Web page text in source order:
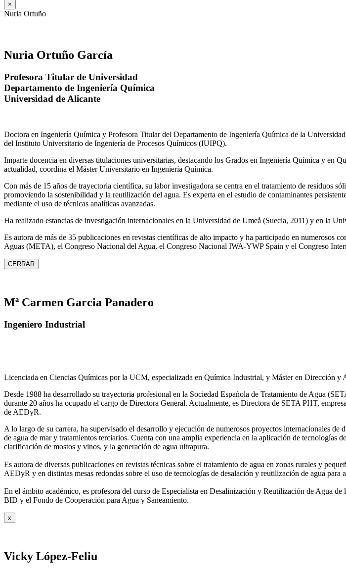
×
Nuria Ortuño
Nuria Ortuño García
Profesora Titular de Universidad
Departamento de Ingeniería Química
Universidad de Alicante
Doctora en Ingeniería Química y Profesora Titular del Departamento de Ingeniería Química de la
del Instituto Universitario de Ingeniería de Procesos Químicos (IUIPQ).
Imparte docencia en diversas titulaciones universitarias, destacando los Grados en Ingeniería Química y en
actualidad, coordina el Máster Universitario en Ingeniería Química.
Con más de 15 años de trayectoria científica, su labor investigadora se centra en el tratamiento de residuos
promoviendo la sostenibilidad y la reutilización del agua. Es experta en el estudio de contaminantes
mediante el uso de técnicas analíticas avanzadas.
Ha realizado estancias de investigación internacionales en la Universidad de Umeå (Suecia, 2011) y en la
Es autora de más de 35 publicaciones en revistas científicas de alto impacto y ha participado en numerosos
Aguas (META), el Congreso Nacional del Agua, el Congreso Nacional IWA‑YWP Spain y el Congreso
CERRAR
Mª Carmen Garcia Panadero
Ingeniero Industrial
Licenciada en Ciencias Químicas por la UCM, especializada en Química Industrial, y Máster en Dirección y
Desde 1988 ha desarrollado su trayectoria profesional en la Sociedad Española de Tratamiento de Agua
durante 20 años ha ocupado el cargo de Directora General. Actualmente, es Directora de SETA PHT,
de AEDyR.
A lo largo de su carrera, ha supervisado el desarrollo y ejecución de numerosos proyectos internacionales de
de agua de mar y tratamientos terciarios. Cuenta con una amplia experiencia en la aplicación de tecnologías de
clarificación de mostos y vinos, y la generación de agua ultrapura.
Es autora de diversas publicaciones en revistas técnicas sobre el tratamiento de agua en zonas rurales y
AEDyR y en distintas mesas redondas sobre el uso de tecnologías de desalación y reutilización de agua para
En el ámbito académico, es profesora del curso de Especialista en Desalinización y Reutilización de Agua de
BID y el Fondo de Cooperación para Agua y Saneamiento.
x
Vicky López-Feliu